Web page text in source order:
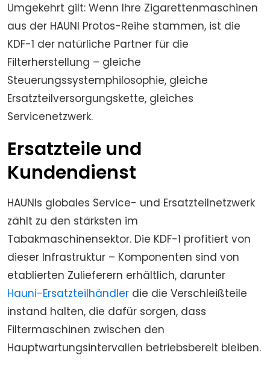
Umgekehrt gilt: Wenn Ihre Zigarettenmaschinen
aus der HAUNI Protos-Reihe stammen, ist die
KDF-1 der natürliche Partner für die
Filterherstellung – gleiche
Steuerungssystemphilosophie, gleiche
Ersatzteilversorgungskette, gleiches
Servicenetzwerk.
Ersatzteile und
Kundendienst
HAUNIs globales Service- und Ersatzteilnetzwerk
zählt zu den stärksten im
Tabakmaschinensektor. Die KDF-1 profitiert von
dieser Infrastruktur – Komponenten sind von
etablierten Zulieferern erhältlich, darunter
Hauni-Ersatzteilhändler die die Verschleißteile
instand halten, die dafür sorgen, dass
Filtermaschinen zwischen den
Hauptwartungsintervallen betriebsbereit bleiben.